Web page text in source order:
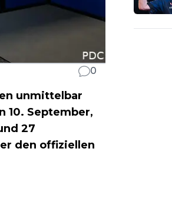
0
unmittelbar
10. September,
27
den offiziellen